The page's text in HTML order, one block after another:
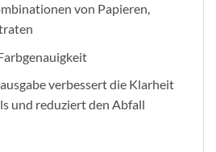
von Papieren,
verbessert die Klarheit
und reduziert den Abfall